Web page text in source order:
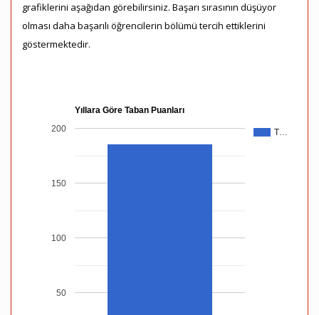
grafiklerini aşağıdan görebilirsiniz. Başarı sırasının düşüyor
olması daha başarılı öğrencilerin bölümü tercih ettiklerini
göstermektedir.
Yıllara Göre Taban Puanları
T…
50
100
150
200